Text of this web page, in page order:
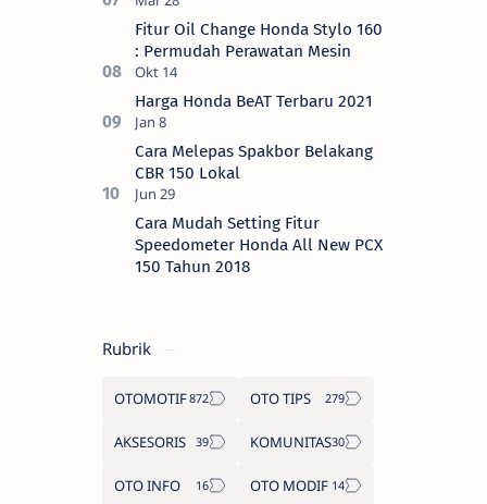
Fitur Oil Change Honda Stylo 160
: Permudah Perawatan Mesin
Harga Honda BeAT Terbaru 2021
Cara Melepas Spakbor Belakang
CBR 150 Lokal
Cara Mudah Setting Fitur
Speedometer Honda All New PCX
150 Tahun 2018
Rubrik
OTOMOTIF OTO TIPS
AKSESORIS KOMUNITAS
OTO INFO OTO MODIF